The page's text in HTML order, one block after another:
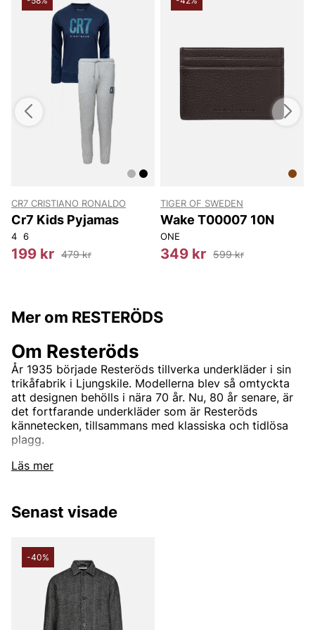
CR7 CRISTIANO RONALDO
Cr7 Kids Pyjamas
4 6
199 kr 479 kr
TIGER OF SWEDEN
Wake T00007 10N
ONE
349 kr 599 kr
Mer om RESTERÖDS
Läs mer
Om Resteröds
År 1935 började Resteröds tillverka underkläder i sin
trikåfabrik i Ljungskile. Modellerna blev så omtyckta
att designen behölls i nära 70 år. Nu, 80 år senare, är
det fortfarande underkläder som är Resteröds
kännetecken, tillsammans med klassiska och tidlösa
plagg.
kläder
Vingåkers Factory Outlet, där vi erbjuder ett brett
utbud av klassiska, funktionella och hållbara kläder.
Resteröds är känt för sin enkla och stilrena design,
som passar perfekt för vardagsbruk och för att skapa
en tidlös garderob. Med fokus på kvalitet och
hållbarhet får du plagg som inte bara ser bra ut, utan
Senast visade
-40%